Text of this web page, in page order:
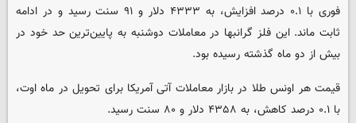
فوری با ۰.۱ درصد افزایش، به ۴۳۳۳ دلار و ۹۱ سنت رسید و در ادامه
ثابت ماند. این فلز گرانبها در معاملات دوشنبه به پایین‌ترین حد خود در
بیش از دو ماه گذشته رسیده بود.
قیمت هر اونس طلا در بازار معاملات آتی آمریکا برای تحویل در ماه اوت،
با ۰.۱ درصد کاهش، به ۴۳۵۸ دلار و ۸۰ سنت رسید.